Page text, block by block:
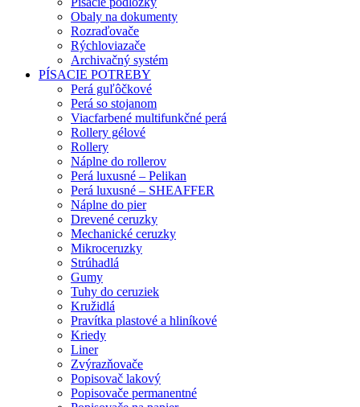
Obaly na dokumenty
Rozraďovače
Rýchloviazače
Archivačný systém
PÍSACIE POTREBY
Perá guľôčkové
Perá so stojanom
Viacfarbené multifunkčné perá
Rollery gélové
Rollery
Náplne do rollerov
Perá luxusné – Pelikan
Perá luxusné – SHEAFFER
Náplne do pier
Drevené ceruzky
Mechanické ceruzky
Mikroceruzky
Strúhadlá
Gumy
Tuhy do ceruziek
Kružidlá
Pravítka plastové a hliníkové
Kriedy
Liner
Zvýrazňovače
Popisovač lakový
Popisovače permanentné